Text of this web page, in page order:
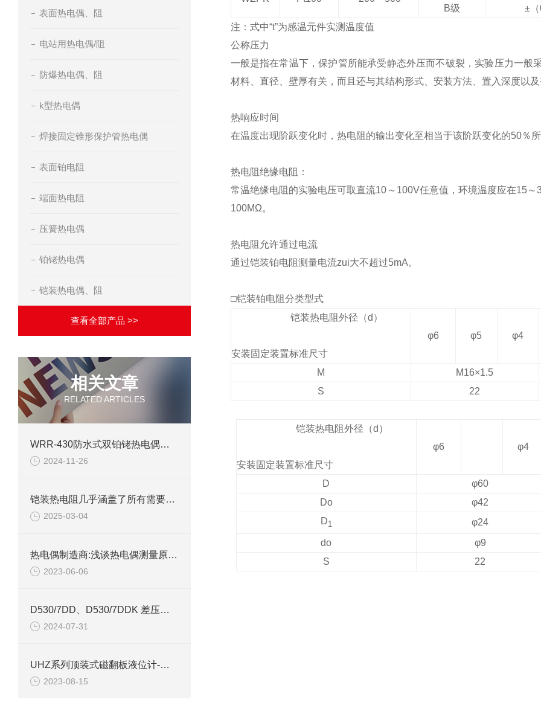
表面热电偶、阻
电站用热电偶/阻
防爆热电偶、阻
k型热电偶
焊接固定锥形保护管热电偶
表面铂电阻
端面热电阻
压簧热电偶
铂铑热电偶
铠装热电偶、阻
查看全部产品 >>
相关文章
RELATED ARTICLES
WRR-430防水式双铂铑热电偶在工业生产过程中的运用
2024-11-26
铠装热电阻几乎涵盖了所有需要温度测量的工业领域
2025-03-04
热电偶制造商:浅谈热电偶测量原理及优点
2023-06-06
D530/7DD、D530/7DDK 差压控制器技术参数介绍
2024-07-31
UHZ系列顶装式磁翻板液位计-上海自动化五厂
2023-08-15
B级 ±
注：式中“t”为感温元件实测温度值
公称压力
一般是指在常温下，保护管所能承受静态外压而不破裂，实验压力一
材料、直径、壁厚有关，而且还与其结构形式、安装方法、置入深度以
热响应时间
在温度出现阶跃变化时，热电阻的输出变化至相当于该阶跃变化的50％
热电阻绝缘电阻：
常温绝缘电阻的实验电压可取直流10～100V任意值，环境温度应在15
100MΩ。
热电阻允许通过电流
通过铠装铂电阻测量电流zui大不超过5mA。
□铠装铂电阻分类型式
铠装热电阻外径（d ）
安装固定装置标准尺寸
φ6 φ5 φ4
M M16×1.5
S
22
铠装热电阻外径（d ）
安装固定装置标准尺寸
φ6 φ4
D φ60
Do
φ42
D1 φ24
do
φ9
S
22